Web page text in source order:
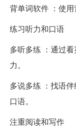
背单词软件 ：使用
练习听力和口语
多听多练 ：通过
力。
多说多练 ：找语
口语。
注重阅读和写作